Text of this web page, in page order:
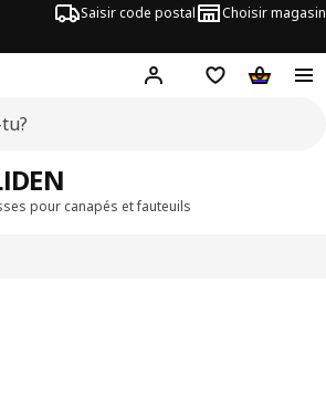
Saisir code postal Choisir magasin
Hej! Connecte-toi
Liste d'achats
Panier
pour canapés et fauteuils